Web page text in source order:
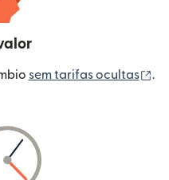
sem tarifas ocultas .